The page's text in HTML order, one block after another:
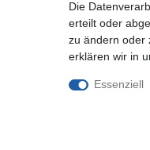
Die
erteilt oder
zu ändern oder
erklären wir in
Essenziell